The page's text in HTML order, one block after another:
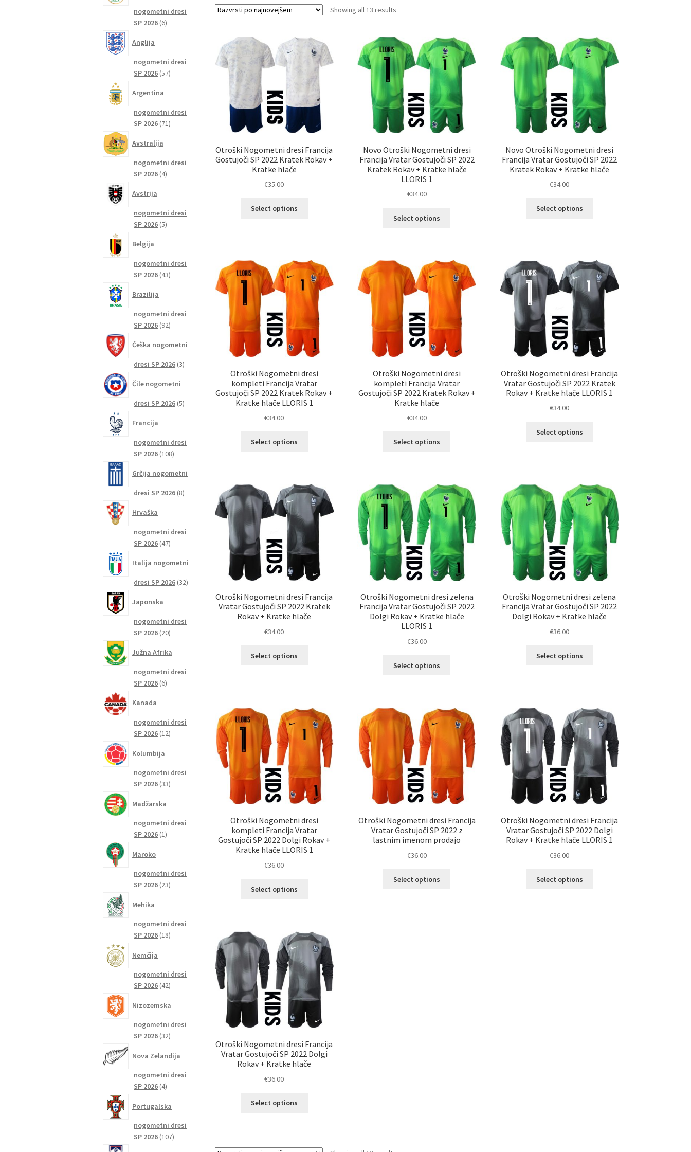
Showing all 13 resultsSorted
Otroški Nogometni dresi Francija
Gostujoči SP 2022 Kratek Rokav +
Kratke hlače
€35.00
Select options
Možnosti
lahko
izberete
na
strani
izdelka
Novo Otroški Nogometni dresi
Francija Vratar Gostujoči SP 2022
Kratek Rokav + Kratke hlače
LLORIS 1
€34.00
Select options
različic.
Možnosti
lahko
izberete
na
strani
izdelka
Novo Otroški Nogometni dresi
Francija Vratar Gostujoči SP 2022
Kratek Rokav + Kratke hlače
€34.00
Select options
Možnosti
lahko
izberete
na
strani
Otroški Nogometni dresi
kompleti Francija Vratar
Gostujoči SP 2022 Kratek Rokav +
Kratke hlače LLORIS 1
€34.00
Select options
različic.
Možnosti
lahko
izberete
na
izdelka
Otroški Nogometni dresi
kompleti Francija Vratar
Gostujoči SP 2022 Kratek Rokav +
Kratke hlače
€34.00
Select options
različic.
Možnosti
lahko
izberete
na
strani
izdelka
Otroški Nogometni dresi Francija
Vratar Gostujoči SP 2022 Kratek
Rokav + Kratke hlače LLORIS 1
€34.00
Select options
Možnosti
lahko
izberete
strani
izdelka
Otroški Nogometni dresi Francija
Vratar Gostujoči SP 2022 Kratek
Rokav + Kratke hlače
€34.00
Select options
Možnosti
lahko
izberete
strani
izdelka
Otroški Nogometni dresi zelena
Francija Vratar Gostujoči SP 2022
Dolgi Rokav + Kratke hlače
LLORIS 1
€36.00
Select options
različic.
Možnosti
lahko
izberete
strani
izdelka
Otroški Nogometni dresi zelena
Francija Vratar Gostujoči SP 2022
Dolgi Rokav + Kratke hlače
€36.00
Select options
Možnosti
lahko
izberete
na
strani
izdelka
Otroški Nogometni dresi
kompleti Francija Vratar
Gostujoči SP 2022 Dolgi Rokav +
Kratke hlače LLORIS 1
€36.00
Select options
Možnosti
lahko
izberete
na
strani
izdelka
Otroški Nogometni dresi Francija
Vratar Gostujoči SP 2022 z
lastnim imenom prodajo
€36.00
Select options
Otroški Nogometni dresi Francija
Vratar Gostujoči SP 2022 Dolgi
Rokav + Kratke hlače LLORIS 1
€36.00
Select options
Otroški Nogometni dresi Francija
Vratar Gostujoči SP 2022 Dolgi
Rokav + Kratke hlače
€36.00
Select options
nogometni dresi
SP 2026 66
Anglija
nogometni dresi
SP 2026 5757
Argentina
nogometni dresi
SP 2026 7171
Avstralija
nogometni dresi
SP 2026 44
Avstrija
nogometni dresi
SP 2026 55
Belgija
nogometni dresi
SP 2026 4343
Brazilija
nogometni dresi
SP 2026 9292
Češka nogometni
dresi SP 2026 33
Čile nogometni
dresi SP 2026 55
Francija
nogometni dresi
SP 2026 108108
Grčija nogometni
dresi SP 2026 88
Hrvaška
nogometni dresi
SP 2026 4747
Italija nogometni
dresi SP 2026 3232
Japonska
nogometni dresi
SP 2026 2020
Južna Afrika
nogometni dresi
SP 2026 66
Kanada
nogometni dresi
SP 2026 1212
Kolumbija
nogometni dresi
SP 2026 3333
Madžarska
nogometni dresi
SP 2026 11
Maroko
nogometni dresi
SP 2026 2323
Mehika
nogometni dresi
SP 2026 1818
Nemčija
nogometni dresi
SP 2026 4242
Nizozemska
nogometni dresi
SP 2026 3232
Nova Zelandija
nogometni dresi
SP 2026 44
Portugalska
nogometni dresi
SP 2026 107107